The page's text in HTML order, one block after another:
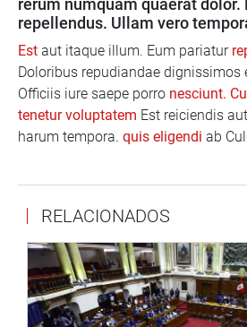
rerum numquam quaerat dolor.
repellendus. Ullam vero
Est aut itaque illum. Eum pariatur
Doloribus repudiandae dignissimos
Officiis iure saepe porro nesciunt.
tenetur voluptatem Est reiciendis
harum tempora. quis eligendi ab
RELACIONADOS